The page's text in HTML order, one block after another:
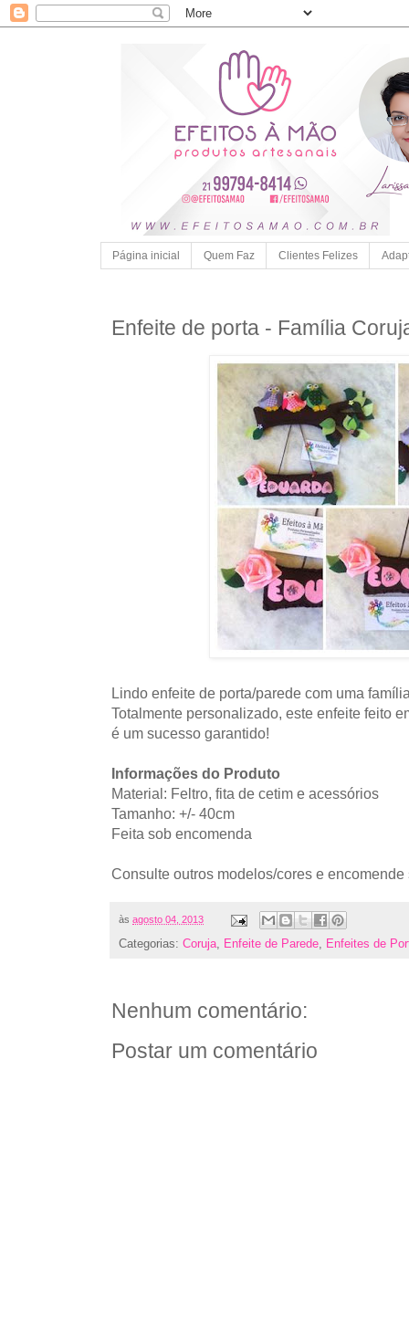
Página inicial Quem Faz Clientes Felizes
Enfeite de porta - Família
Lindo enfeite de porta/parede com uma
Totalmente personalizado, este enfeite feito
é um sucesso garantido!
Informações do Produto
Material: Feltro, fita de cetim e acessórios
Tamanho: +/- 40cm
Feita sob encomenda
Consulte outros modelos/cores e encomende
às agosto 04, 2013
Categorias: Coruja, Enfeite de Parede, Enfeites de
Nenhum comentário:
Postar um comentário